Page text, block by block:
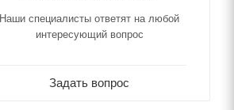
Наши специалисты ответят на любой
интересующий вопрос
Задать вопрос